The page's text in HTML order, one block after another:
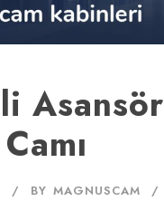
Asansör
BY MAGNUSCAM